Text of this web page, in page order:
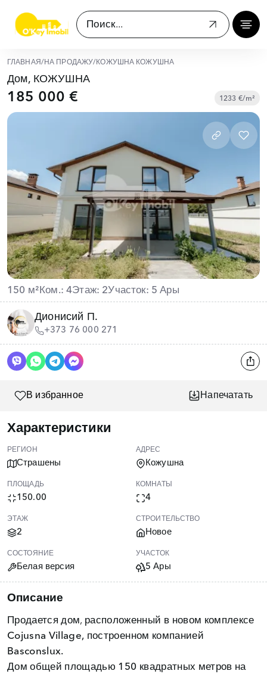
ГЛАВНАЯ/ НА ПРОДАЖУ/ КОЖУШНА КОЖУШНА
Дом, КОЖУШНА
185 000 € 1233 €/m²
150 м² Ком.: 4Этаж: 2Участок: 5 Ары
Дионисий П.
+373 76 000 271
В избранное Напечатать
Характеристики
РЕГИОН
Страшены
АДРЕС
Кожушна
ПЛОЩАДЬ
150.00
КОМНАТЫ
4
ЭТАЖ
2
СТРОИТЕЛЬСТВО
Новое
СОСТОЯНИЕ
Белая версия
УЧАСТОК
5 Ары
Описание
Продается дом, расположенный в новом комплексе
Cojusna Village, построенном компанией
Basconslux.
Дом общей площадью 150 квадратных метров на